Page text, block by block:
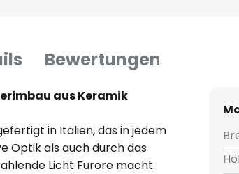
Bewertungen
aus Keramik
in Italien, das in jedem
Optik als auch durch das
Licht Furore macht.